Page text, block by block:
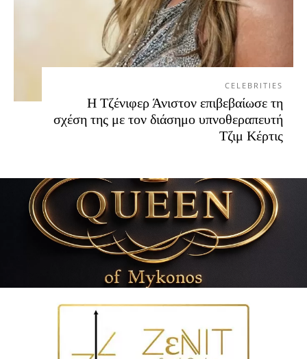
CELEBRITIES
Η Τζένιφερ Άνιστον επιβεβαίωσε τη
σχέση της με τον διάσημο υπνοθεραπευτή
Τζιμ Κέρτις